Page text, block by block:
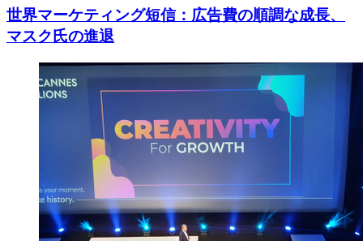
世界マーケティング短信：広告費の順調な成長、
マスク氏の進退